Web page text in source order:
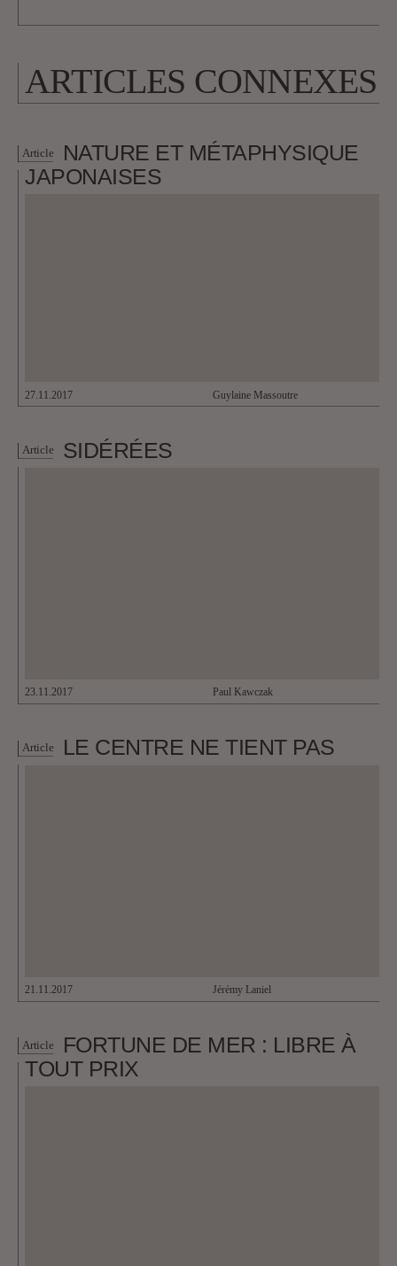
ARTICLES CONNEXES
Article
NATURE ET MÉTAPHYSIQUE
JAPONAISES
27.11.2017 Guylaine Massoutre
Article SIDÉRÉES
23.11.2017 Paul Kawczak
Article LE CENTRE NE TIENT PAS
21.11.2017 Jérémy Laniel
Article
FORTUNE DE MER : LIBRE À
TOUT PRIX